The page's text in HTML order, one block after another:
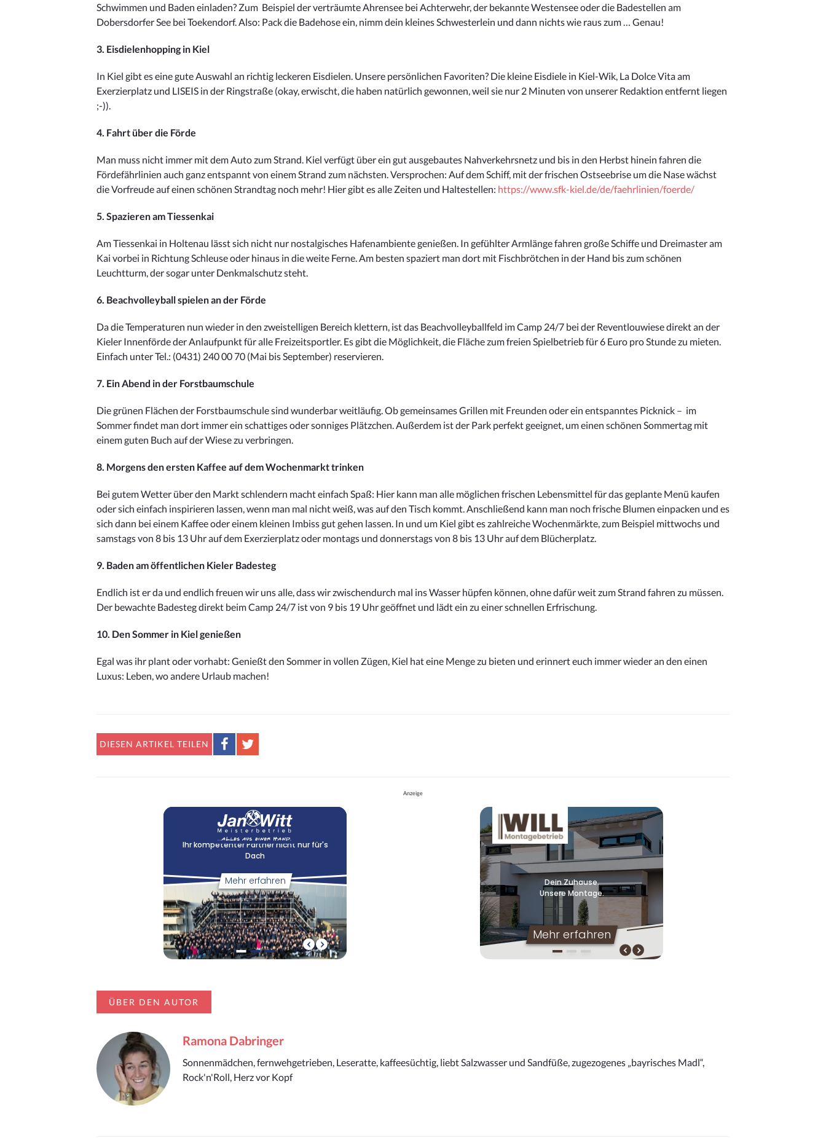
Schwimmen und Baden einladen? Zum Beispiel der verträumte Ahrensee bei Achterwehr, der bekannte Westensee oder die Badestellen am
Dobersdorfer See bei Toekendorf. Also: Pack die Badehose ein, nimm dein kleines Schwesterlein und dann nichts wie raus zum … Genau!
3. Eisdielenhopping in Kiel
In Kiel gibt es eine gute Auswahl an richtig leckeren Eisdielen. Unsere persönlichen Favoriten? Die kleine Eisdiele in Kiel-Wik, La Dolce Vita am
Exerzierplatz und LISEIS in der Ringstraße (okay, erwischt, die haben natürlich gewonnen, weil sie nur 2 Minuten von unserer Redaktion entfernt liegen
;-)).
4. Fahrt über die Förde
Man muss nicht immer mit dem Auto zum Strand. Kiel verfügt über ein gut ausgebautes Nahverkehrsnetz und bis in den Herbst hinein fahren die
Fördefährlinien auch ganz entspannt von einem Strand zum nächsten. Versprochen: Auf dem Schiff, mit der frischen Ostseebrise um die Nase wächst
die Vorfreude auf einen schönen Strandtag noch mehr! Hier gibt es alle Zeiten und Haltestellen: https://www.sfk-kiel.de/de/faehrlinien/foerde/
5. Spazieren am Tiessenkai
Am Tiessenkai in Holtenau lässt sich nicht nur nostalgisches Hafenambiente genießen. In gefühlter Armlänge fahren große Schiffe und Dreimaster am
Kai vorbei in Richtung Schleuse oder hinaus in die weite Ferne. Am besten spaziert man dort mit Fischbrötchen in der Hand bis zum schönen
Leuchtturm, der sogar unter Denkmalschutz steht.
6. Beachvolleyball spielen an der Förde
Da die Temperaturen nun wieder in den zweistelligen Bereich klettern, ist das Beachvolleyballfeld im Camp 24/7 bei der Reventlouwiese direkt an der
Kieler Innenförde der Anlaufpunkt für alle Freizeitsportler. Es gibt die Möglichkeit, die Fläche zum freien Spielbetrieb für 6 Euro pro Stunde zu mieten.
Einfach unter Tel.: (0431) 240 00 70 (Mai bis September) reservieren.
7. Ein Abend in der Forstbaumschule
Die grünen Flächen der Forstbaumschule sind wunderbar weitläufig. Ob gemeinsames Grillen mit Freunden oder ein entspanntes Picknick – im
Sommer findet man dort immer ein schattiges oder sonniges Plätzchen. Außerdem ist der Park perfekt geeignet, um einen schönen Sommertag mit
einem guten Buch auf der Wiese zu verbringen.
8. Morgens den ersten Kaffee auf dem Wochenmarkt trinken
Bei gutem Wetter über den Markt schlendern macht einfach Spaß: Hier kann man alle möglichen frischen Lebensmittel für das geplante Menü kaufen
oder sich einfach inspirieren lassen, wenn man mal nicht weiß, was auf den Tisch kommt. Anschließend kann man noch frische Blumen einpacken und es
sich dann bei einem Kaffee oder einem kleinen Imbiss gut gehen lassen. In und um Kiel gibt es zahlreiche Wochenmärkte, zum Beispiel mittwochs und
samstags von 8 bis 13 Uhr auf dem Exerzierplatz oder montags und donnerstags von 8 bis 13 Uhr auf dem Blücherplatz.
9. Baden am öffentlichen Kieler Badesteg
Endlich ist er da und endlich freuen wir uns alle, dass wir zwischendurch mal ins Wasser hüpfen können, ohne dafür weit zum Strand fahren zu müssen.
Der bewachte Badesteg direkt beim Camp 24/7 ist von 9 bis 19 Uhr geöffnet und lädt ein zu einer schnellen Erfrischung.
10. Den Sommer in Kiel genießen
Egal was ihr plant oder vorhabt: Genießt den Sommer in vollen Zügen, Kiel hat eine Menge zu bieten und erinnert euch immer wieder an den einen
Luxus: Leben, wo andere Urlaub machen!
DIESEN ARTIKEL TEILEN
Anzeige
ÜBER DEN AUTOR
Ramona Dabringer
Sonnenmädchen, fernwehgetrieben, Leseratte, kaffeesüchtig, liebt Salzwasser und Sandfüße, zugezogenes „bayrisches Madl“,
Rock'n'Roll, Herz vor Kopf